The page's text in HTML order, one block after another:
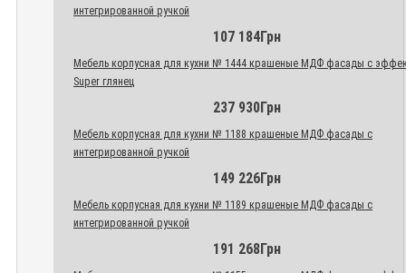
интегрированной ручкой
107 184Грн
Мебель корпусная для кухни № 1444 крашеные МДФ фасады с
Super глянец
237 930Грн
Мебель корпусная для кухни № 1188 крашеные МДФ фасады с
интегрированной ручкой
149 226Грн
Мебель корпусная для кухни № 1189 крашеные МДФ фасады с
интегрированной ручкой
191 268Грн